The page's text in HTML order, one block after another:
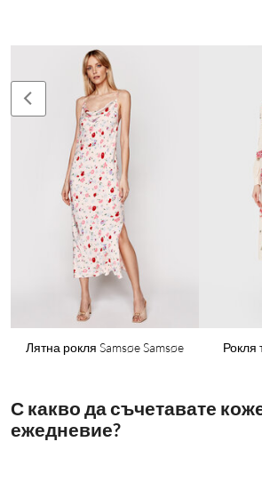
Лятна рокля Samsøe Samsøe Рокля
С какво да съчетавате
ежедневие?